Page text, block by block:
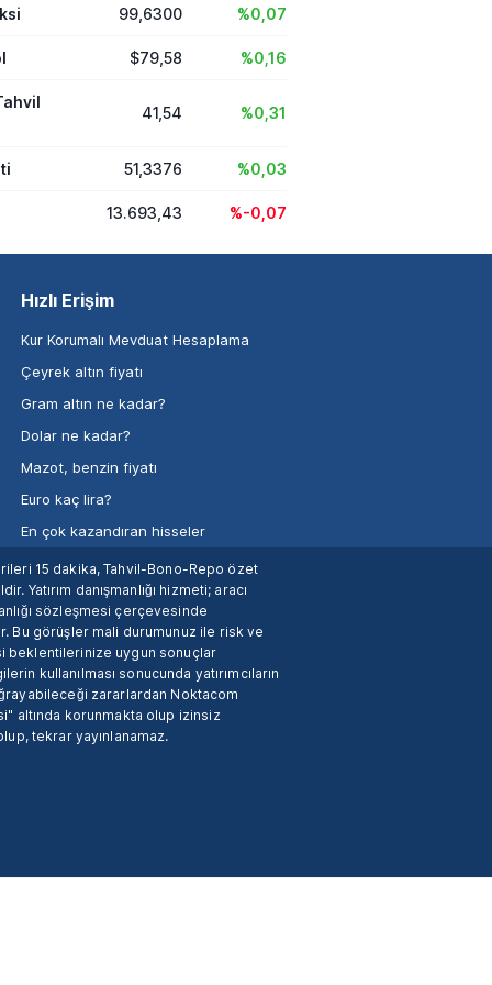
99,6300 %0,07
$79,58 %0,16
41,54 %0,31
51,3376 %0,03
13.693,43 %-0,07
Hızlı Erişim
Kur Korumalı Mevduat Hesaplama
Çeyrek altın fiyatı
Gram altın ne kadar?
Dolar ne kadar?
Mazot, benzin fiyatı
Euro kaç lira?
En çok kazandıran hisseler
15 dakika, Tahvil-Bono-Repo özet
Yatırım danışmanlığı hizmeti; aracı
sözleşmesi çerçevesinde
Bu görüşler mali durumunuz ile risk ve
beklentilerinize uygun sonuçlar
kullanılması sonucunda yatırımcıların
zararlardan Noktacom
altında korunmakta olup izinsiz
tekrar yayınlanamaz.